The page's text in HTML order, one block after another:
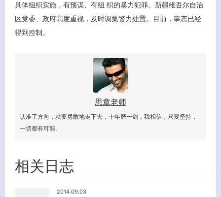
具体组织实施，有预谋、有组 织的暴力犯罪。新疆维吾尔自治
区党委、政府高度重视，及时调集警力处置。目前，事态已经
得到控制。
思章老师
认准了方向，就要勇敢地走下去，十年磨一剑，我相信，只要坚持，
一切都有可能。
相关日志
2014.09.03